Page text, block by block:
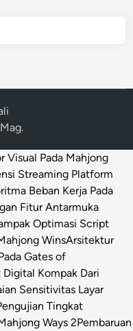
.
Visual Pada Mahjong
Streaming Platform
Beban Kerja Pada
Fitur Antarmuka
Optimasi Script
WinsArsitektur
Gates of
Kompak Dari
Sensitivitas Layar
Tingkat
Ways 2Pembaruan